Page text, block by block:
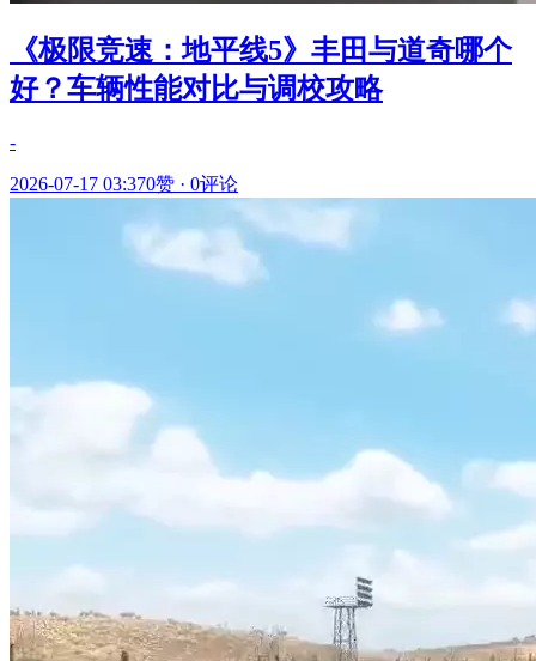
《极限竞速：地平线5》丰田与道奇哪个
好？车辆性能对比与调校攻略
-
2026-07-17 03:370赞 · 0评论